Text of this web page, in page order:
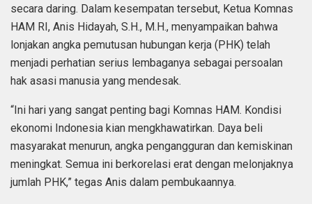
secara daring. Dalam kesempatan tersebut, Ketua Komnas
HAM RI, Anis Hidayah, S.H., M.H., menyampaikan bahwa
lonjakan angka pemutusan hubungan kerja (PHK) telah
menjadi perhatian serius lembaganya sebagai persoalan
hak asasi manusia yang mendesak.
“Ini hari yang sangat penting bagi Komnas HAM. Kondisi
ekonomi Indonesia kian mengkhawatirkan. Daya beli
masyarakat menurun, angka pengangguran dan kemiskinan
meningkat. Semua ini berkorelasi erat dengan melonjaknya
jumlah PHK,” tegas Anis dalam pembukaannya.